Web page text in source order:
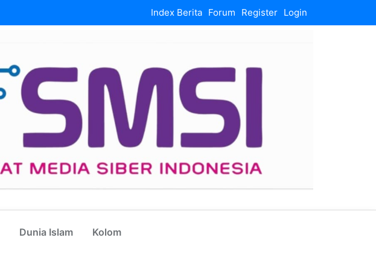
Index Berita Forum Register Login
Dunia Islam Kolom